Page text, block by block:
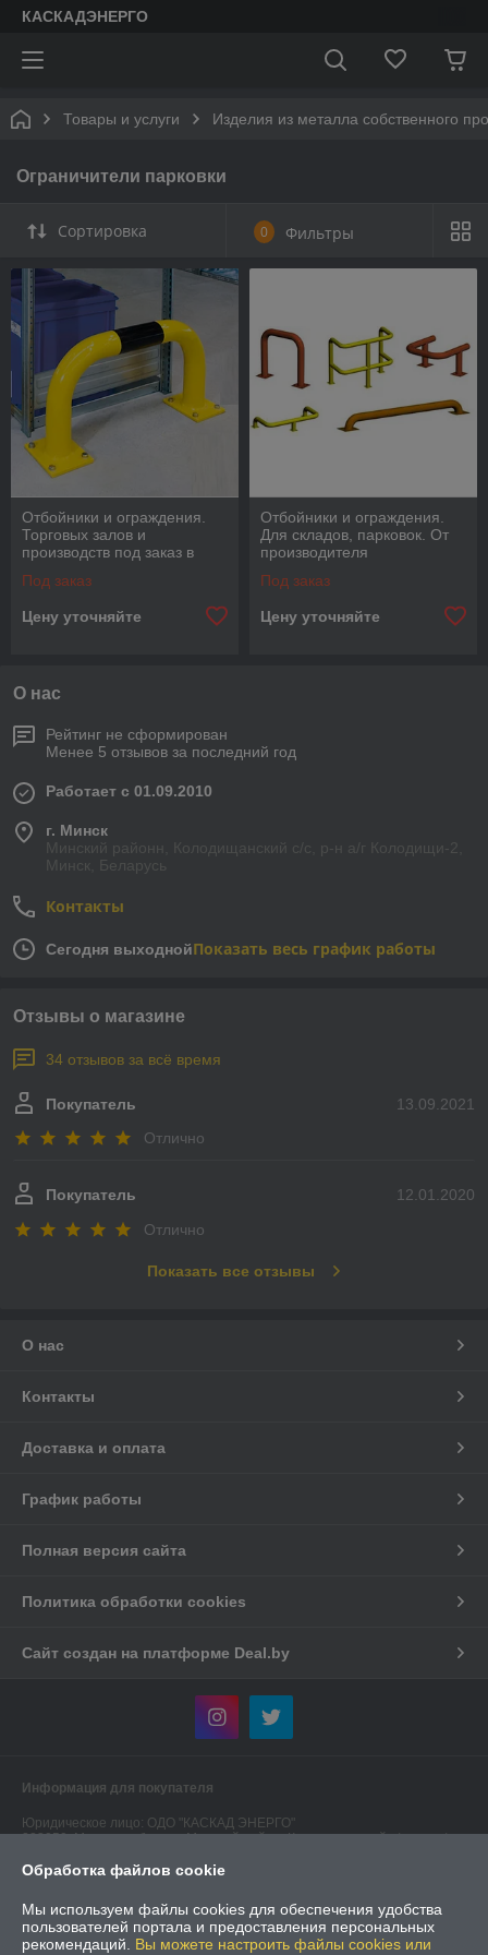
КАСКАДЭНЕРГО
Товары и услуги Изделия из металла собственного
Ограничители парковки
Сортировка 0 Фильтры
Отбойники и ограждения.
Торговых залов и
производств под заказ в
производителя
Под заказ
Цену уточняйте
Отбойники и ограждения.
Для складов, парковок. От
производителя
Под заказ
Цену уточняйте
О нас
Рейтинг не сформирован
Менее 5 отзывов за последний год
Работает с 01.09.2010
г. Минск
Минский районн, Колодищанский с/с, р-н а/г Колодищи-2,
Минск, Беларусь
Контакты
Сегодня выходнойПоказать весь график работы
Отзывы о магазине
34 отзывов за всё время
13.09.2021
Покупатель
Отлично
12.01.2020
Покупатель
Отлично
Показать все отзывы
О нас
Контакты
Доставка и оплата
График работы
Полная версия сайта
Политика обработки cookies
Сайт создан на платформе Deal.by
Информация для покупателя
Юридическое лицо: ОДО "КАСКАД ЭНЕРГО"
223050, Минская область, Минский район, Колодищанский с/с, р-н а/г
УНП: 190549474
Обработка файлов cookie
Мы используем файлы cookies для обеспечения удобства
пользователей портала и предоставления персональных
рекомендаций. Вы можете настроить файлы cookies или